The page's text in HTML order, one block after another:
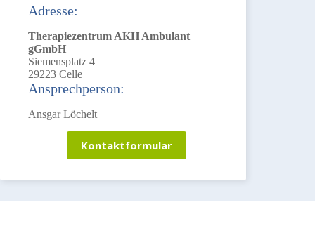
Adresse:
Therapiezentrum AKH Ambulant
gGmbH
Siemensplatz 4
29223 Celle
Ansprechperson:
Ansgar Löchelt
Kontaktformular